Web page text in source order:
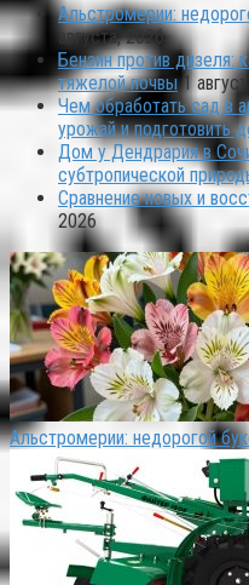
Альстромерии:
августа, 2026
Бензин против дизеля:
тяжелой почвы 1
Чем обработать сад в
урожай и подготовить
Дом у Дендрария в
субтропической
Сравнение новых и
2026
Альстромерии: недорогой